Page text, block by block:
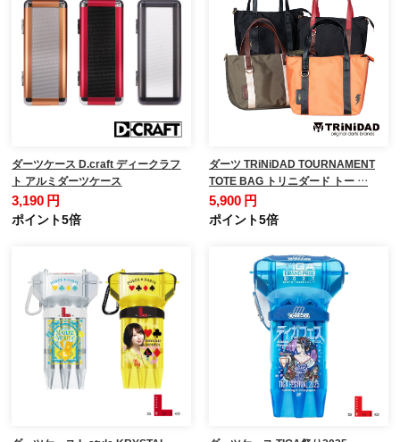
ダーツケース D.craft ディークラフ
ト アルミダーツケース
3,190 円
ポイント5倍
ダーツ TRiNiDAD TOURNAMENT
TOTE BAG トリニダード トー …
5,900 円
ポイント5倍